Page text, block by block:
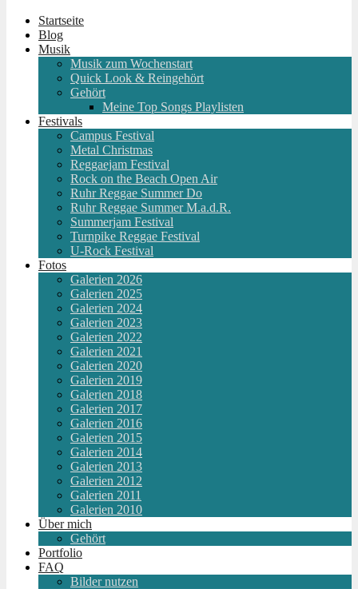
Startseite
Blog
Musik
Musik zum Wochenstart
Quick Look & Reingehört
Gehört
Meine Top Songs Playlisten
Festivals
Campus Festival
Metal Christmas
Reggaejam Festival
Rock on the Beach Open Air
Ruhr Reggae Summer Do
Ruhr Reggae Summer M.a.d.R.
Summerjam Festival
Turnpike Reggae Festival
U-Rock Festival
Fotos
Galerien 2026
Galerien 2025
Galerien 2024
Galerien 2023
Galerien 2022
Galerien 2021
Galerien 2020
Galerien 2019
Galerien 2018
Galerien 2017
Galerien 2016
Galerien 2015
Galerien 2014
Galerien 2013
Galerien 2012
Galerien 2011
Galerien 2010
Über mich
Gehört
Portfolio
FAQ
Bilder nutzen